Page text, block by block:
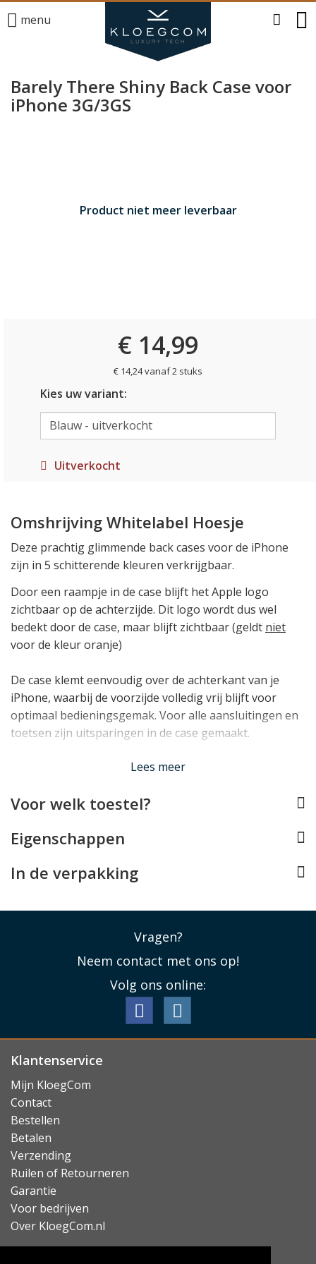
menu
Barely There Shiny Back Case voor
iPhone 3G/3GS
Product niet meer leverbaar
€ 14,99
€ 14,24 vanaf 2 stuks
Kies uw variant:
Uitverkocht
Omshrijving Whitelabel Hoesje
Deze prachtig glimmende back cases voor de iPhone
zijn in 5 schitterende kleuren verkrijgbaar.
Door een raampje in de case blijft het Apple logo
zichtbaar op de achterzijde. Dit logo wordt dus wel
bedekt door de case, maar blijft zichtbaar (geldt niet
voor de kleur oranje)
De case klemt eenvoudig over de achterkant van je
iPhone, waarbij de voorzijde volledig vrij blijft voor
optimaal bedieningsgemak. Voor alle aansluitingen en
toetsen zijn uitsparingen in de case gemaakt.
Lees minder
Lees meer
Voor welk toestel?
Eigenschappen
In de verpakking
Vragen?
Neem contact met ons op!
Volg ons online:
Klantenservice
Mijn KloegCom
Contact
Bestellen
Betalen
Verzending
Ruilen of Retourneren
Garantie
Voor bedrijven
Over KloegCom.nl